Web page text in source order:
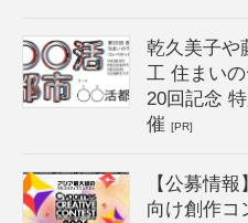
乾久美子や
工 住まい
20回記念
催[PR]
【公募情
向け創作コ